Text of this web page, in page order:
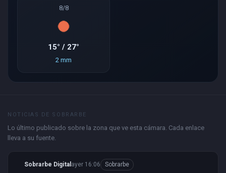
8/8
15° / 27°
2 mm
NOTICIAS DE SOBRARBE
Lo último publicado sobre la zona que ve esta cámara. Cada enlace
lleva a su fuente.
Sobrarbe Digital ayer 16:06 Sobrarbe